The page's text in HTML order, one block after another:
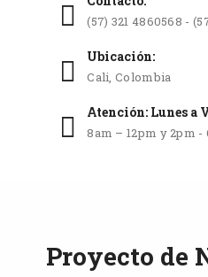
(57) 321 4860568 -
Ubicación:
Cali, Colombia
Atención: Lunes a
8am – 12pm y 2pm -
Proyecto de